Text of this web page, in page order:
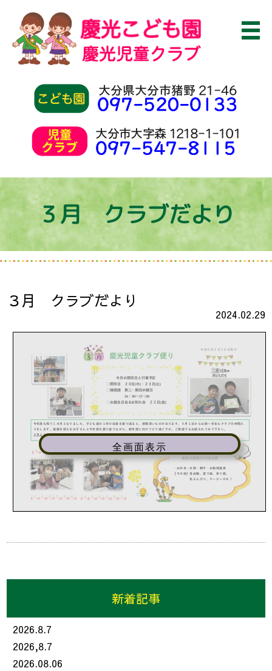
３月 クラブだより
３月 クラブだより
2024.02.29
全画面表示
新着記事
2026.8.7
2026,8.7
2026.08.06